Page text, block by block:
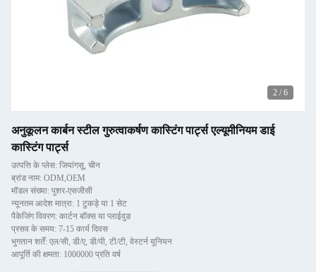
2 / 6
अनुकूलन कार्बन स्टील गुरुत्वाकर्षण कास्टिंग पार्ट्स एल्यूमीनियम डाई
कास्टिंग पार्ट्स
उत्पत्ति के प्लेस: जियांगसू, चीन
ब्रांड नाम: ODM,OEM
मॉडल संख्या: पुशर-एसजीसी
न्यूनतम आदेश मात्रा: 1 टुकड़े या 1 सेट
पैकेजिंग विवरण: कार्टन बॉक्स या प्लाईवुड
प्रसव के समय: 7-15 कार्य दिवस
भुगतान शर्तें: एल/सी, डी/ए, डी/पी, टी/टी, वेस्टर्न यूनियन
आपूर्ति की क्षमता: 1000000 प्रति वर्ष